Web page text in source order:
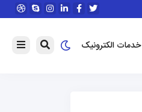
خدمات الکترونیک